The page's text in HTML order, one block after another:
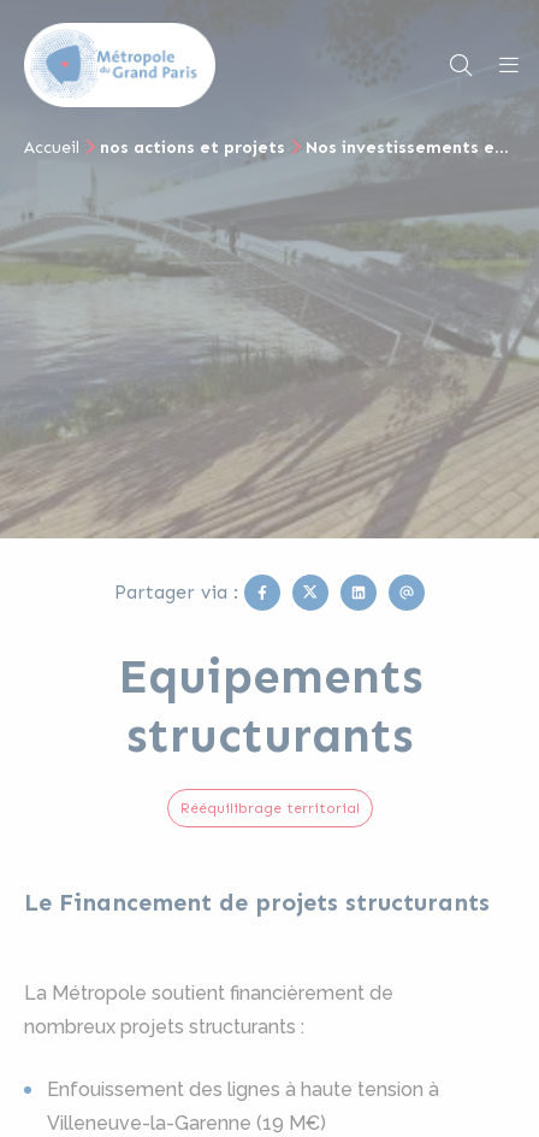
Accueil nos actions et projets Nos investissements et nos soutiens
Partager via : Facebook
TwitterLinkedinEmail
Equipements
structurants
Rééquilibrage territorial
Le Financement de projets structurants
La Métropole soutient financièrement de
nombreux projets structurants :
Enfouissement des lignes à haute tension à
Villeneuve-la-Garenne (19 M€)